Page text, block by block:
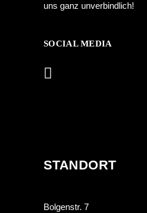
uns ganz unverbindlich!
SOCIAL MEDIA
STANDORT
Bolgenstr. 7